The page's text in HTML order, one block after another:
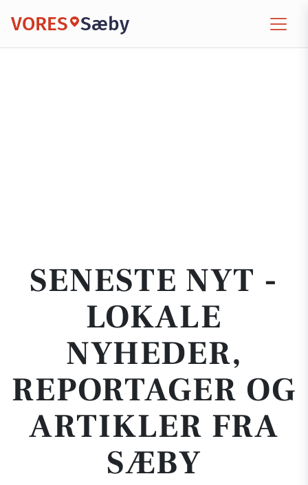
VORES Sæby
SENESTE NYT -
LOKALE
NYHEDER,
REPORTAGER OG
ARTIKLER FRA
SÆBY